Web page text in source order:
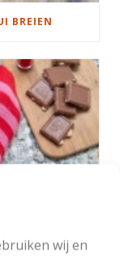
wij en
BREIEN